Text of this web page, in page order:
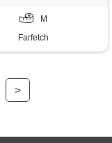
M
Farfetch
>